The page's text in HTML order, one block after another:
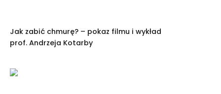
Jak zabić chmurę? – pokaz filmu i wykład
prof. Andrzeja Kotarby